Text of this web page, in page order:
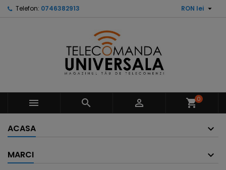
Telefon: 0746382913 RON lei 
   shopping_cart0
ACASA
MARCI